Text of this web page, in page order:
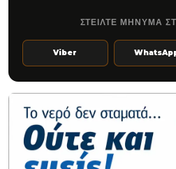
ΣΤΕΙΛΤΕ ΜΗΝΥΜΑ
Viber